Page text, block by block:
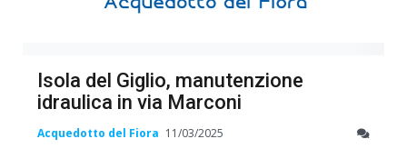
Isola del Giglio, manutenzione
idraulica in via Marconi
Acquedotto del Fiora 11/03/2025